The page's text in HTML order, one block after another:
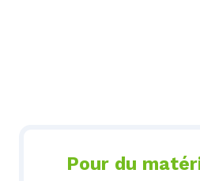
Pour du